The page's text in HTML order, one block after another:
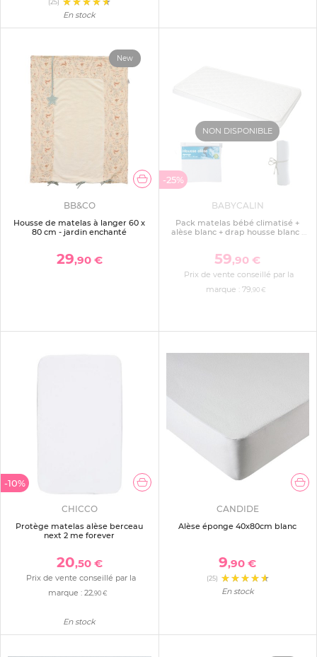
(25)
En stock
New
BB&CO
Housse de matelas à langer 60 x
80 cm - jardin enchanté
29,90 €
NON DISPONIBLE
-25%
BABYCALIN
Pack matelas bébé climatisé +
alèse blanc + drap housse blanc -
59,90 €
Prix de vente conseillé par la
marque :79 ,90 €
-10%
CHICCO
Protège matelas alèse berceau
next 2 me forever
20,50 €
Prix de vente conseillé par la
marque :22 ,90 €
En stock
CANDIDE
Alèse éponge 40x80cm blanc
9,90 €
(25)
En stock